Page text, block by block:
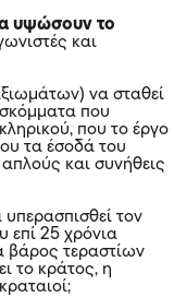
υψώσουν το
και
να σταθεί
που
που το έργο
τα έσοδά του
και συνήθεις
υπερασπισθεί τον
επί 25 χρόνια
βάρος τεραστίων
το κράτος, η